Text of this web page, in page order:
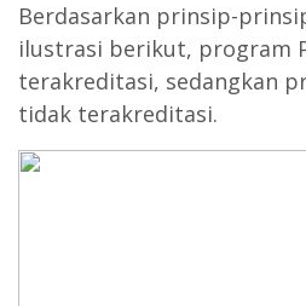
Berdasarkan prinsip-
ilustrasi berikut, program
terakreditasi, sedangkan
tidak terakreditasi.